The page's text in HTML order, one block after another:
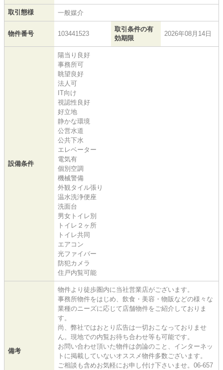
取引態様 一般媒介
物件番号 103441523
取引条件の有
効期限
2026年08月14日
設備条件
陽当り良好
事務所可
眺望良好
法人可
IT向け
視認性良好
好立地
静かな環境
公営水道
公共下水
エレベーター
電気有
個別空調
機械警備
外観タイル張り
温水洗浄便座
洗面台
男女トイレ別
トイレ２ヶ所
トイレ共同
エアコン
光ファイバー
防犯カメラ
住戸内覧可能
備考
物件より徒歩圏内に当社営業店がございます。
事務所物件をはじめ、飲食・美容・物販などの様々な
業種のニーズに応じて店舗物件をご紹介しておりま
す。
尚、弊社ではおとり広告は一切おこなっておりませ
ん。現地での内覧お待ち合わせ等も可能です。
お問い合わせ頂いた物件は勿論のこと、インターネッ
トに掲載していないオススメ物件多数ございます。
ご相談も含めお気軽にお申し付け下さいませ。06-657